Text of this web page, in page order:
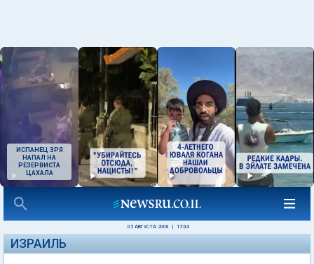
ИСПАНЕЦ ЗРЯ
НАПАЛ НА
РЕЗЕРВИСТА
ЦАХАЛА
05 АВГУСТА 2008 17:04
ИЗРАИЛЬ